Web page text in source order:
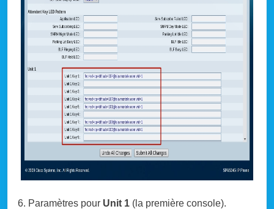
6. Paramètres pour Unit 1 (la première console).